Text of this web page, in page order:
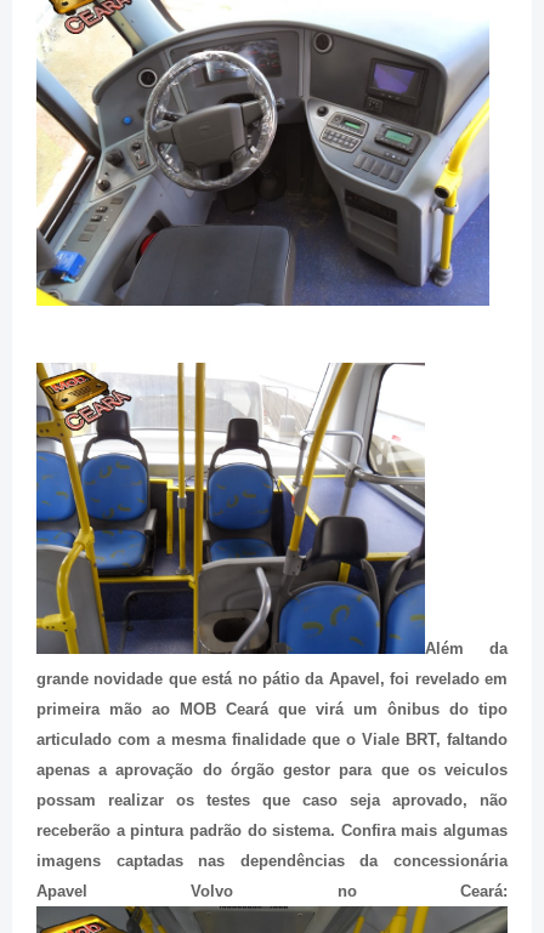
Além da
grande novidade que está no pátio da Apavel, foi revelado em
primeira mão ao MOB Ceará que virá um ônibus do tipo
articulado com a mesma finalidade que o Viale BRT, faltando
apenas a aprovação do órgão gestor para que os veiculos
possam realizar os testes que caso seja aprovado, não
receberão a pintura padrão do sistema. Confira mais algumas
imagens captadas nas dependências da concessionária
Apavel Volvo no Ceará: